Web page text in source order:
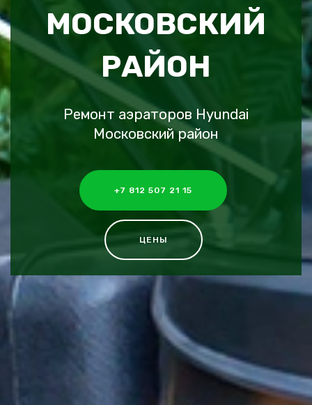
МОСКОВСКИЙ
РАЙОН
Ремонт аэраторов Hyundai
Московский район
+7 812 507 21 15
ЦЕНЫ